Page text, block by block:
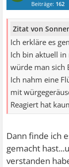
Beiträge: 162
Zitat von
Ich erkläre es
Ich bin aktuell in
würde man sich
Ich nahm eine
mit
Reagiert hat
Dann finde ich
gemacht
verstanden